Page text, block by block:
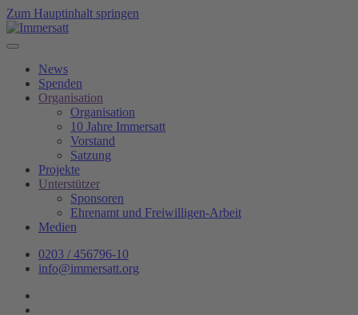
Zum Hauptinhalt springen
News
Spenden
Organisation
Organisation
10 Jahre Immersatt
Vorstand
Satzung
Projekte
Unterstützer
Sponsoren
Ehrenamt und Freiwilligen-Arbeit
Medien
0203 / 456796-10
info@immersatt.org